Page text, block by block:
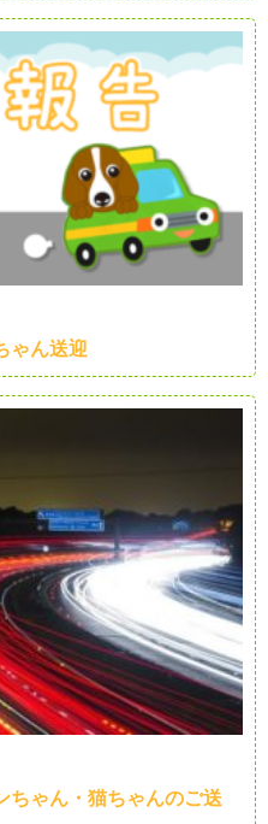
ゃん送迎
ちゃん・猫ちゃんのご送